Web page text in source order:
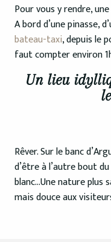
Pour vous y rendre,
A bord d’une pinasse,
bateau-taxi, depuis le
faut compter environ
Un lieu
Rêver. Sur le banc
d’être à l’autre bout
blanc…Une nature plus
mais douce aux